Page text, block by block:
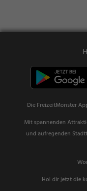
Die FreizeitMonster
Mit spannenden
und aufregenden
Hol dir jetzt die